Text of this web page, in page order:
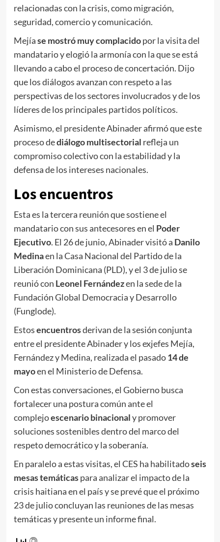
relacionadas con la crisis, como migración,
seguridad, comercio y comunicación.
Mejíase mostró muy complacidopor la visita del
mandatario y elogió la armonía con la que se está
llevando a cabo el proceso de concertación. Dijo
que los diálogos avanzan con respeto a las
perspectivas de los sectores involucrados y de los
líderes de los principales partidos políticos.
Asimismo, el presidente Abinader afirmó que este
proceso dediálogo multisectorial refleja un
compromiso colectivo con la estabilidad y la
defensa de los intereses nacionales.
Los encuentros
Esta es la tercera reunión que sostiene el
mandatario con sus antecesores en el Poder
Ejecutivo. El 26 de junio, Abinader visitó a Danilo
Medinaen la Casa Nacional del Partido de la
Liberación Dominicana (PLD), y el 3 de julio se
reunió con Leonel Fernándezen la sede de la
Fundación Global Democracia y Desarrollo
(Funglode).
Estosencuentrosderivan de la sesión conjunta
entre el presidente Abinader y los exjefes Mejía,
Fernández y Medina, realizada el pasado14 de
mayoen el Ministerio de Defensa.
Con estas conversaciones, el Gobierno busca
fortalecer una postura común ante el
complejoescenario binacionaly promover
soluciones sostenibles dentro del marco del
respeto democrático y la soberanía.
En paralelo a estas visitas, el CES ha habilitadoseis
mesas temáticaspara analizar el impacto de la
crisis haitiana en el país y se prevé que el próximo
23 de julio concluyan las reuniones de las mesas
temáticas y presente un informe final.